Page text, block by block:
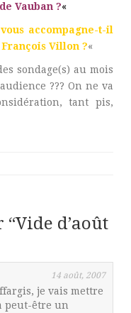
Vauban ?«
accompagne-t-il
Villon ?«
sondage(s) au mois
??? On ne va
tant pis,
“Vide d’août
14 août, 2007
je vais mettre
peut-être un